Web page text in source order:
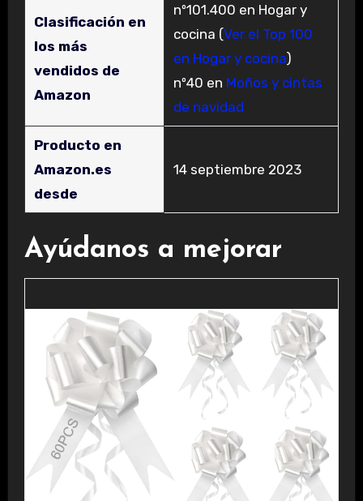
Clasificación en
los más
vendidos de
Amazon
nº101.400 en Hogar y
cocina (Ver el Top 100
en Hogar y cocina)
nº40 en Moños y cintas
de navidad
Producto en
Amazon.es
desde
14 septiembre 2023
Ayúdanos a mejorar